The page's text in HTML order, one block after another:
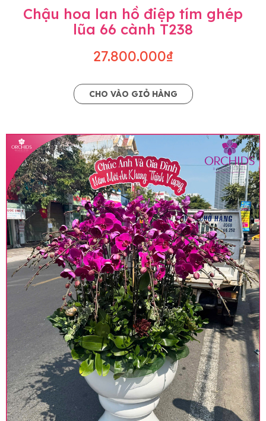
Chậu hoa lan hồ điệp tím ghép
lũa 66 cành T238
27.800.000₫
CHO VÀO GIỎ HÀNG